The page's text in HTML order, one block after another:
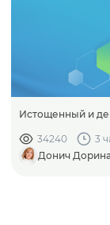
Истощенный и
34240
3
Донич